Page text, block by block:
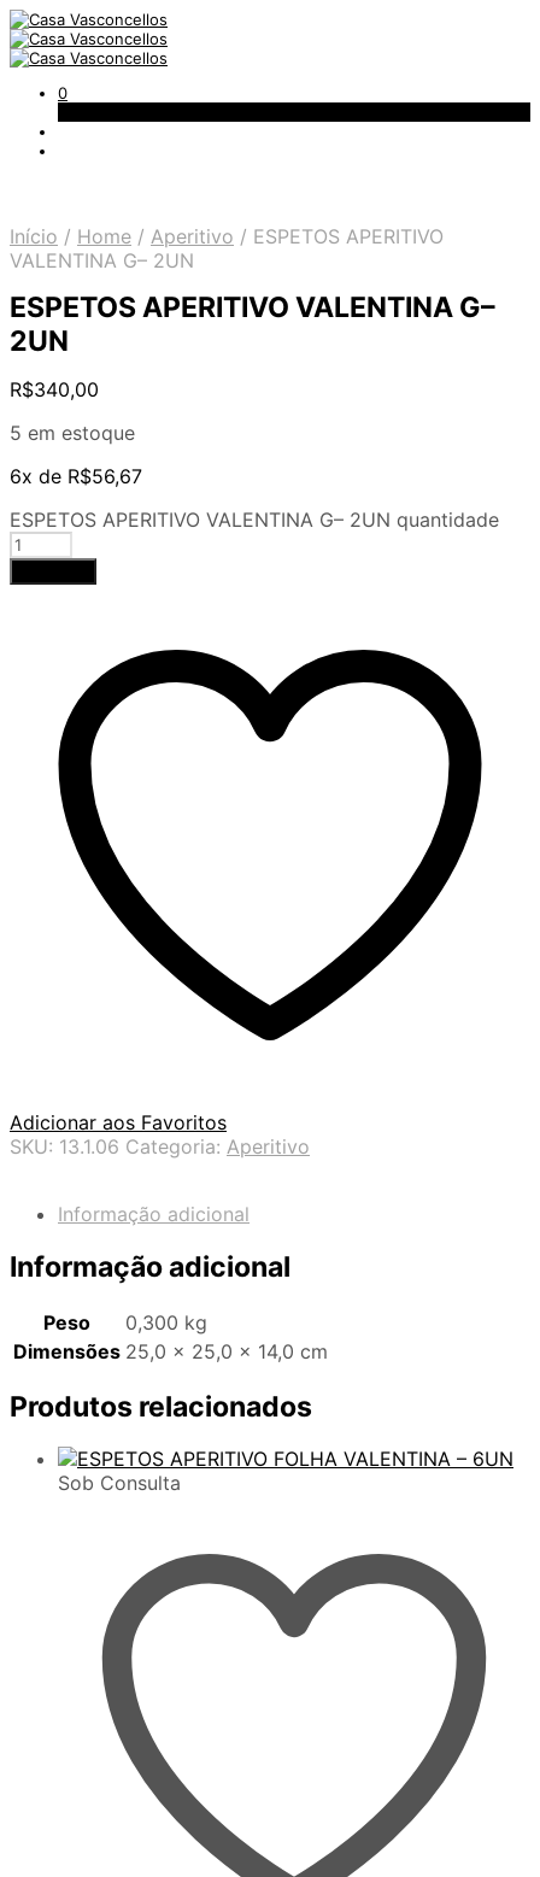
0
Início / Home / Aperitivo / ESPETOS APERITIVO
VALENTINA G– 2UN
ESPETOS APERITIVO VALENTINA G–
2UN
R$340,00
5 em estoque
6x de R$56,67
ESPETOS APERITIVO VALENTINA G– 2UN quantidade
Adicionar aos Favoritos
SKU: 13.1.06 Categoria: Aperitivo
Informação adicional
Informação adicional
Peso
0,300 kg
Dimensões 25,0 × 25,0 × 14,0 cm
Produtos relacionados
Sob Consulta